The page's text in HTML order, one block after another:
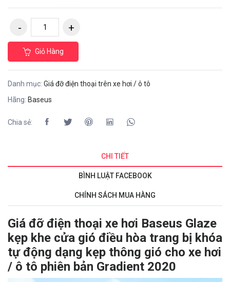
Giỏ Hàng
Danh mục: Giá đỡ điện thoại trên xe hơi / ô tô
Hãng: Baseus
Chia sẻ:
CHI TIẾT
BÌNH LUẬT FACEBOOK
CHÍNH SÁCH MUA HÀNG
Giá đỡ điện thoại xe hơi Baseus Glaze
kẹp khe cửa gió điều hòa trang bị khóa
tự động dạng kẹp thông gió cho xe hơi
/ ô tô phiên bản Gradient 2020